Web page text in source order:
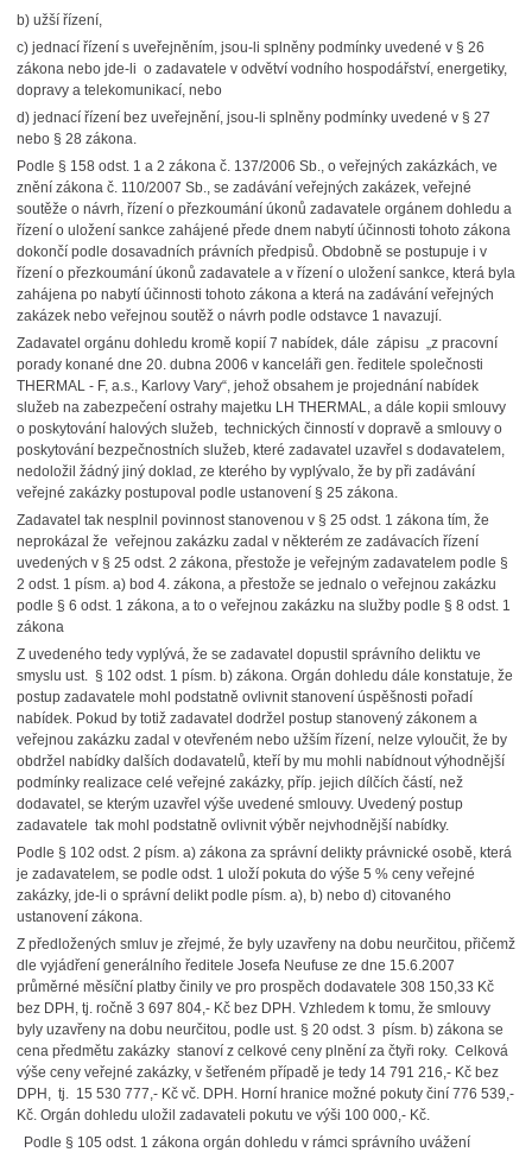
b) užší řízení,
c) jednací řízení s uveřejněním, jsou-li splněny podmínky uvedené v § 26
zákona nebo jde-li o zadavatele v odvětví vodního hospodářství, energetiky,
dopravy a telekomunikací, nebo
d) jednací řízení bez uveřejnění, jsou-li splněny podmínky uvedené v § 27
nebo § 28 zákona.
Podle § 158 odst. 1 a 2 zákona č. 137/2006 Sb., o veřejných zakázkách, ve
znění zákona č. 110/2007 Sb., se zadávání veřejných zakázek, veřejné
soutěže o návrh, řízení o přezkoumání úkonů zadavatele orgánem dohledu a
řízení o uložení sankce zahájené přede dnem nabytí účinnosti tohoto zákona
dokončí podle dosavadních právních předpisů. Obdobně se postupuje i v
řízení o přezkoumání úkonů zadavatele a v řízení o uložení sankce, která byla
zahájena po nabytí účinnosti tohoto zákona a která na zadávání veřejných
zakázek nebo veřejnou soutěž o návrh podle odstavce 1 navazují.
Zadavatel orgánu dohledu kromě kopií 7 nabídek, dále zápisu „z pracovní
porady konané dne 20. dubna 2006 v kanceláři gen. ředitele společnosti
THERMAL - F, a.s., Karlovy Vary“, jehož obsahem je projednání nabídek
služeb na zabezpečení ostrahy majetku LH THERMAL, a dále kopii smlouvy
o poskytování halových služeb, technických činností v dopravě a smlouvy o
poskytování bezpečnostních služeb, které zadavatel uzavřel s dodavatelem,
nedoložil žádný jiný doklad, ze kterého by vyplývalo, že by při zadávání
veřejné zakázky postupoval podle ustanovení § 25 zákona.
Zadavatel tak nesplnil povinnost stanovenou v § 25 odst. 1 zákona tím, že
neprokázal že veřejnou zakázku zadal v některém ze zadávacích řízení
uvedených v § 25 odst. 2 zákona, přestože je veřejným zadavatelem podle §
2 odst. 1 písm. a) bod 4. zákona, a přestože se jednalo o veřejnou zakázku
podle § 6 odst. 1 zákona, a to o veřejnou zakázku na služby podle § 8 odst. 1
zákona
Z uvedeného tedy vyplývá, že se zadavatel dopustil správního deliktu ve
smyslu ust. § 102 odst. 1 písm. b) zákona. Orgán dohledu dále konstatuje, že
postup zadavatele mohl podstatně ovlivnit stanovení úspěšnosti pořadí
nabídek. Pokud by totiž zadavatel dodržel postup stanovený zákonem a
veřejnou zakázku zadal v otevřeném nebo užším řízení, nelze vyloučit, že by
obdržel nabídky dalších dodavatelů, kteří by mu mohli nabídnout výhodnější
podmínky realizace celé veřejné zakázky, příp. jejich dílčích částí, než
dodavatel, se kterým uzavřel výše uvedené smlouvy. Uvedený postup
zadavatele tak mohl podstatně ovlivnit výběr nejvhodnější nabídky.
Podle § 102 odst. 2 písm. a) zákona za správní delikty právnické osobě, která
je zadavatelem, se podle odst. 1 uloží pokuta do výše 5 % ceny veřejné
zakázky, jde-li o správní delikt podle písm. a), b) nebo d) citovaného
ustanovení zákona.
Z předložených smluv je zřejmé, že byly uzavřeny na dobu neurčitou, přičemž
dle vyjádření generálního ředitele Josefa Neufuse ze dne 15.6.2007
průměrné měsíční platby činily ve pro prospěch dodavatele 308 150,33 Kč
bez DPH, tj. ročně 3 697 804,- Kč bez DPH. Vzhledem k tomu, že smlouvy
byly uzavřeny na dobu neurčitou, podle ust. § 20 odst. 3 písm. b) zákona se
cena předmětu zakázky stanoví z celkové ceny plnění za čtyři roky. Celková
výše ceny veřejné zakázky, v šetřeném případě je tedy 14 791 216,- Kč bez
DPH, tj. 15 530 777,- Kč vč. DPH. Horní hranice možné pokuty činí 776 539,-
Kč. Orgán dohledu uložil zadavateli pokutu ve výši 100 000,- Kč.
Podle § 105 odst. 1 zákona orgán dohledu v rámci správního uvážení